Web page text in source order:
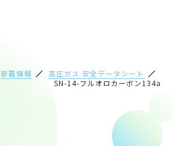
新着情報
高圧ガス 安全データシート
SN-14-フルオロカーボン134a